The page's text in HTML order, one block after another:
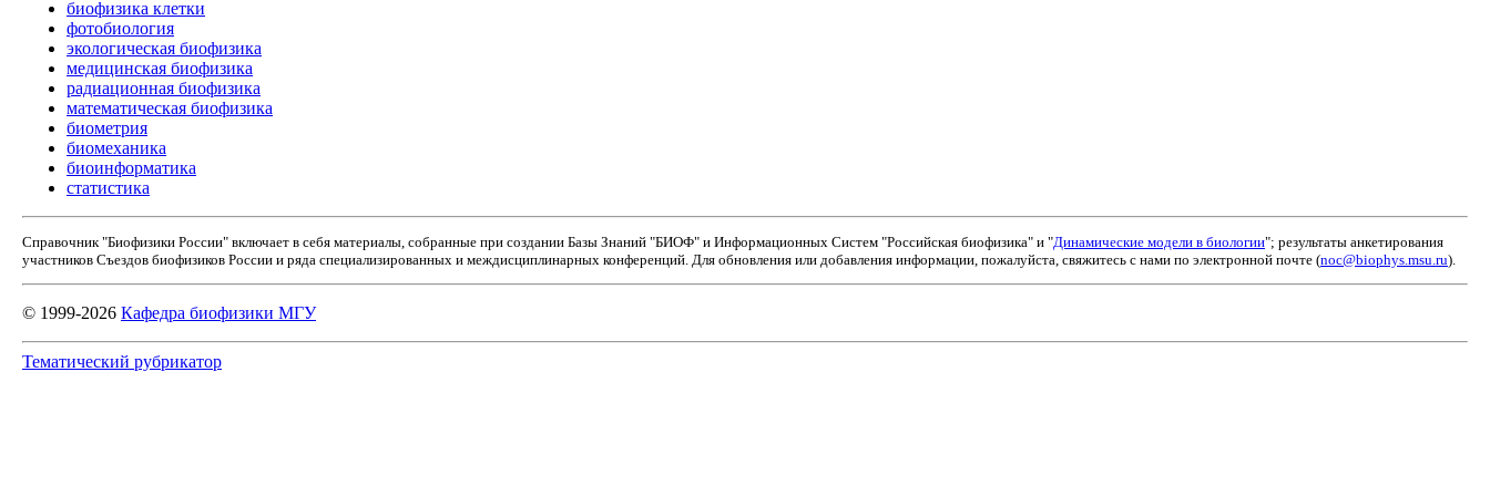
биофизика клетки
фотобиология
экологическая биофизика
медицинская биофизика
радиационная биофизика
математическая биофизика
биометрия
биомеханика
биоинформатика
статистика
Справочник "Биофизики России" включает в себя материалы, собранные при создании Базы Знаний "БИОФ" и Информационных Систем "Российская биофизика" и "Динамические модели в биологии"; результаты анкетирования
участников Съездов биофизиков России и ряда специализированных и междисциплинарных конференций. Для обновления или добавления информации, пожалуйста, свяжитесь с нами по электронной почте (noc@biophys.msu.ru).
© 1999-2026 Кафедра биофизики МГУ
Тематический рубрикатор